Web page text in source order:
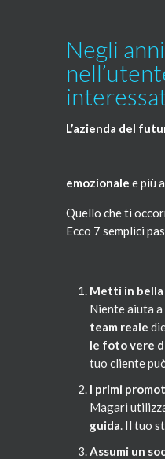
Negli
L’azienda del
emozionale e più
Quello che ti
Ecco 7 semplici
Metti in
Niente aiuta
team reale
le foto vere
tuo cliente
I primi
Magari
guida. Il tuo
Assumi un